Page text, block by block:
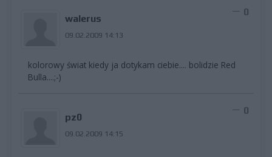
walerus
09.02.2009 14:13
0
kolorowy świat kiedy ja dotykam ciebie.... bolidzie Red
Bulla....;-)
pz0
09.02.2009 14:15
0